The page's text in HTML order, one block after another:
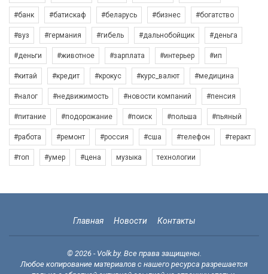
#банк #батискаф #беларусь #бизнес #богатство
#вуз #германия #гибель #дальнобойщик #деньга
#деньги #животное #зарплата #интерьер #ип
#китай #кредит #крокус #курс_валют #медицина
#налог #недвижимость #новости компаний #пенсия
#питание #подорожание #поиск #польша #пьяный
#работа #ремонт #россия #сша #телефон #теракт
#топ #умер #цена музыка технологии
Главная Новости Контакты
© 2026 - Volk.by. Все права защищены.
Любое копирование материалов с нашего ресурса разрешается